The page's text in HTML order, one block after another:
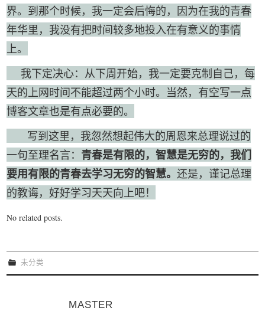
我要笑遍世界
界。到那个时候，我一定会后悔的，因为在我的青春
年华里，我没有把时间较多地投入在有意义的事情
上。
我下定决心：从下周开始，我一定要克制自己，每
天的上网时间不能超过两个小时。当然，有空写一点
博客文章也是有点必要的。
写到这里，我忽然想起伟大的周恩来总理说过的
一句至理名言： 青春是有限的，智慧是无穷的，我们
要用有限的青春去学习无穷的智慧。还是，谨记总理
的教诲，好好学习天天向上吧！
No related posts.
未分类
MASTER